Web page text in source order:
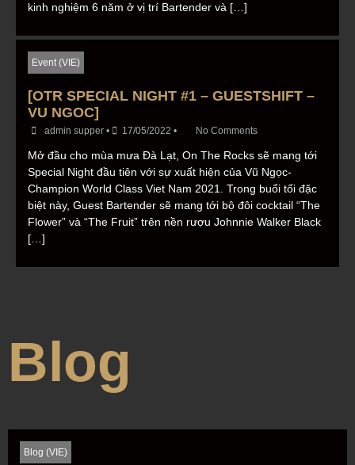
kinh nghiệm 6 năm ở vị trí Bartender và […]
Event (VIE)
[OTR SPECIAL NIGHT #1 – GUESTSHIFT –
VU NGOC]
admin supper • 17/05/2022 • No Comments
Mở đầu cho mùa mưa Đà Lạt, On The Rocks sẽ mang tới
Special Night đầu tiên với sự xuất hiện của Vũ Ngọc-
Champion World Class Viet Nam 2021. Trong buổi tối đặc
biệt này, Guest Bartender sẽ mang tới bộ đôi cocktail “The
Flower” và “The Fruit” trên nền rượu Johnnie Walker Black
[…]
Blog
Blog (VIE)